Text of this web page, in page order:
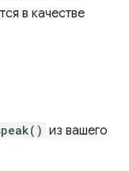
в качестве
из вашего